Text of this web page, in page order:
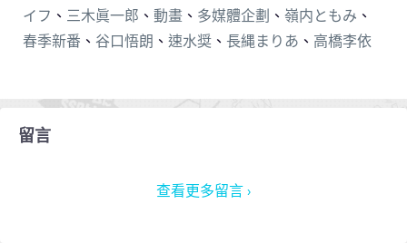
イフ 、 三木眞一郎 、 動畫 、 多媒體企劃 、 嶺内ともみ 、
春季新番 、 谷口悟朗 、 速水奨 、 長縄まりあ 、 高橋李依
留言
查看更多留言 ›